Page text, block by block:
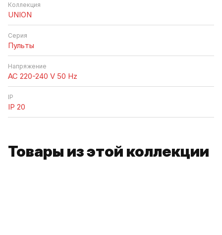
Коллекция
UNION
Серия
Пульты
Напряжение
AC 220-240 V 50 Hz
IP
IP 20
Товары из этой коллекции